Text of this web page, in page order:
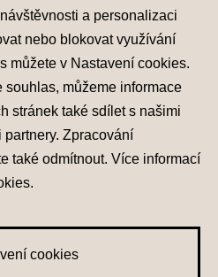
Motor Czech s.r.o.
vyhrazena
osobních údajů
cookies
a personalizaci
nebo blokovat využívání
můžete v Nastavení cookies.
souhlas, můžeme informace
stránek také sdílet s našimi
Zpracování
také odmítnout. Více informací
.
cookies